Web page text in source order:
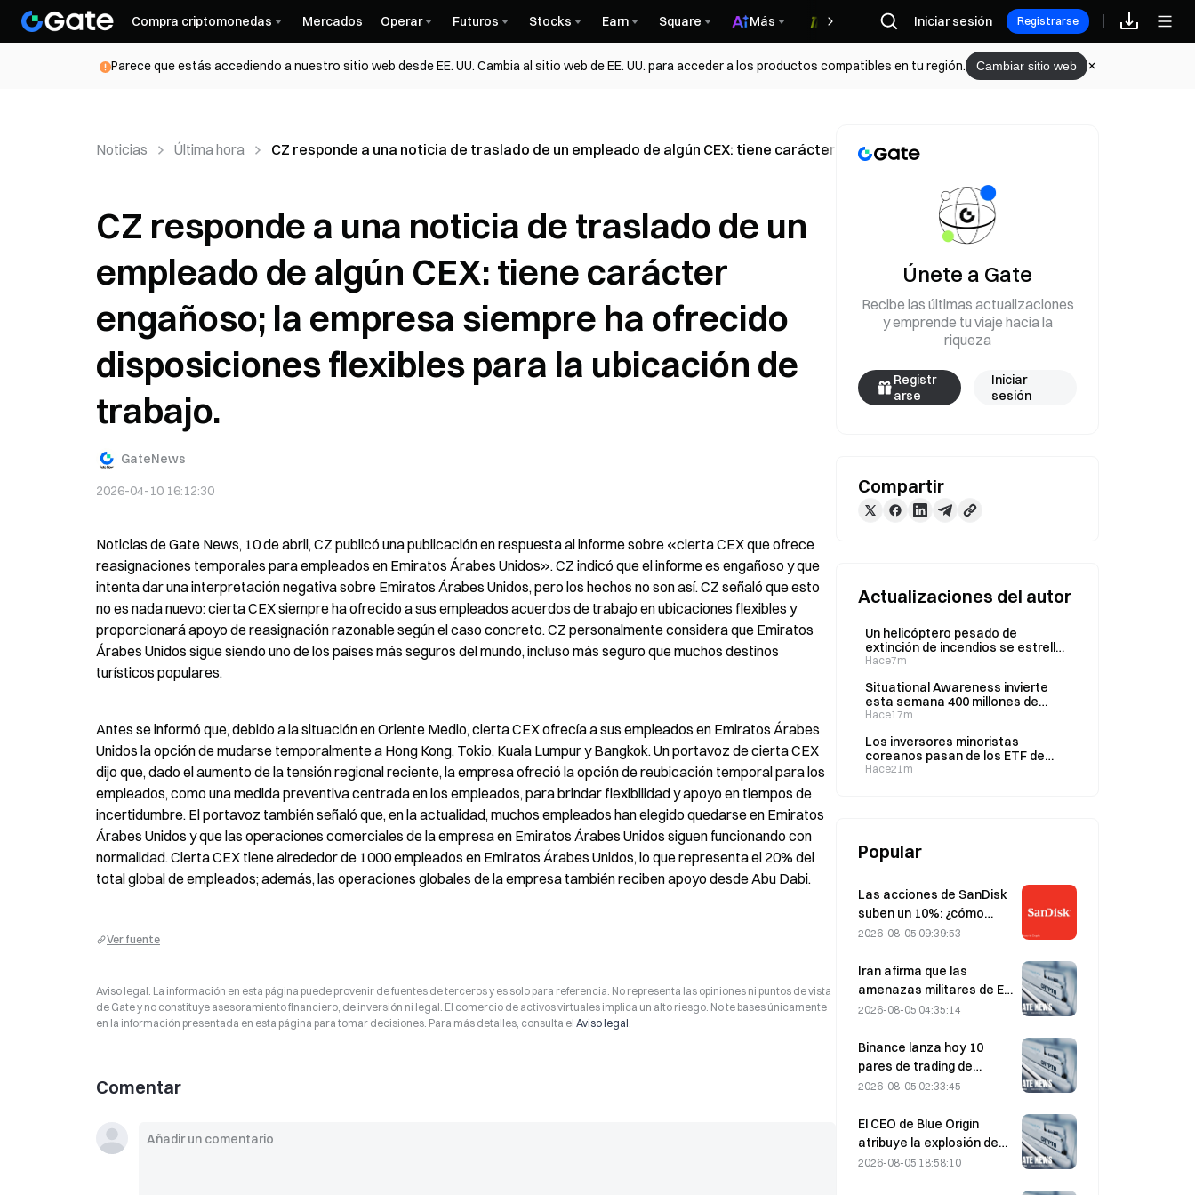
Compra criptomonedas Mercados Operar Futuros Stocks Earn Square Más Recompensas
Iniciar sesión Registrarse
Parece que estás accediendo a nuestro sitio web desde EE. UU. Cambia al sitio web de EE. UU. para acceder a los productos compatibles en tu región. Cambiar sitio web
Noticias Última hora CZ responde a una noticia de traslado de un empleado de algún CEX: tiene carácter engañoso; la empresa siempre ha ofrecido
CZ responde a una noticia de traslado de un
empleado de algún CEX: tiene carácter
engañoso; la empresa siempre ha ofrecido
disposiciones flexibles para la ubicación de
trabajo.
GateNews
2026-04-10 16:12:30
Noticias de Gate News, 10 de abril, CZ publicó una publicación en respuesta al informe sobre «cierta CEX que ofrece
reasignaciones temporales para empleados en Emiratos Árabes Unidos». CZ indicó que el informe es engañoso y que
intenta dar una interpretación negativa sobre Emiratos Árabes Unidos, pero los hechos no son así. CZ señaló que esto
no es nada nuevo: cierta CEX siempre ha ofrecido a sus empleados acuerdos de trabajo en ubicaciones flexibles y
proporcionará apoyo de reasignación razonable según el caso concreto. CZ personalmente considera que Emiratos
Árabes Unidos sigue siendo uno de los países más seguros del mundo, incluso más seguro que muchos destinos
turísticos populares.
Antes se informó que, debido a la situación en Oriente Medio, cierta CEX ofrecía a sus empleados en Emiratos Árabes
Unidos la opción de mudarse temporalmente a Hong Kong, Tokio, Kuala Lumpur y Bangkok. Un portavoz de cierta CEX
dijo que, dado el aumento de la tensión regional reciente, la empresa ofreció la opción de reubicación temporal para los
empleados, como una medida preventiva centrada en los empleados, para brindar flexibilidad y apoyo en tiempos de
incertidumbre. El portavoz también señaló que, en la actualidad, muchos empleados han elegido quedarse en Emiratos
Árabes Unidos y que las operaciones comerciales de la empresa en Emiratos Árabes Unidos siguen funcionando con
normalidad. Cierta CEX tiene alrededor de 1000 empleados en Emiratos Árabes Unidos, lo que representa el 20% del
total global de empleados; además, las operaciones globales de la empresa también reciben apoyo desde Abu Dabi.
Ver fuente
Aviso legal: La información en esta página puede provenir de fuentes de terceros y es solo para referencia. No representa las opiniones ni puntos de vista
de Gate y no constituye asesoramiento financiero, de inversión ni legal. El comercio de activos virtuales implica un alto riesgo. No te bases únicamente
en la información presentada en esta página para tomar decisiones. Para más detalles, consulta el Aviso legal.
Comentar
Únete a Gate
Recibe las últimas actualizaciones
y emprende tu viaje hacia la
riqueza
Registr
arse
Iniciar
sesión
Compartir
Actualizaciones del autor
Un helicóptero pesado de
extinción de incendios se estrella
durante las labores de extinción
muere un operador de maquinaria
en Oregón
Hace7m
Situational Awareness invierte
esta semana 400 millones de
dólares en la startup de
Hace17m
Los inversores minoristas
coreanos pasan de los ETF de
semiconductores a las acciones
Hace21m
Popular
Las acciones de SanDisk
suben un 10%: ¿cómo
está iniciando HBF un
almacenamiento para la
IA y pueden los
resultados financieros
crecimiento?
2026-08-05 09:39:53
Irán afirma que las
amenazas militares de EE.
UU. retrasan el acuerdo
sobre el estrecho de
Ormuz
2026-08-05 04:35:14
Binance lanza hoy 10
pares de trading de
bStocks a las 20:00
de maker
2026-08-05 02:33:45
El CEO de Blue Origin
atribuye la explosión de
New Glenn en mayo a un
2026-08-05 18:58:10